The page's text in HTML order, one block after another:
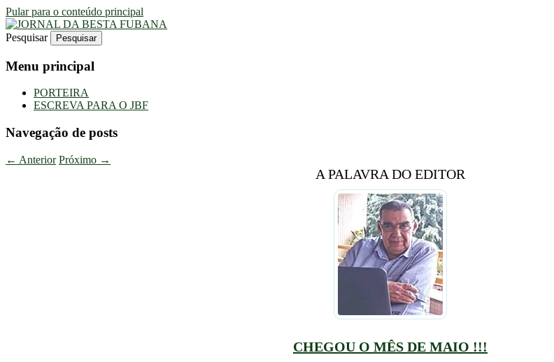
Pular para o conteúdo principal
JORNAL DA BESTA FUBANA
Uma Gazeta Escrota
Pesquisar
Menu principal
PORTEIRA
ESCREVA PARA O JBF
Navegação de posts
← Anterior Próximo →
A PALAVRA DO EDITOR
CHEGOU O MÊS DE MAIO !!!